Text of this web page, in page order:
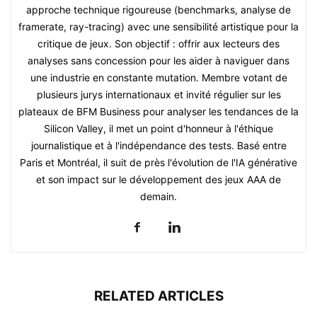
approche technique rigoureuse (benchmarks, analyse de
framerate, ray-tracing) avec une sensibilité artistique pour la
critique de jeux. Son objectif : offrir aux lecteurs des
analyses sans concession pour les aider à naviguer dans
une industrie en constante mutation. Membre votant de
plusieurs jurys internationaux et invité régulier sur les
plateaux de BFM Business pour analyser les tendances de la
Silicon Valley, il met un point d'honneur à l'éthique
journalistique et à l'indépendance des tests. Basé entre
Paris et Montréal, il suit de près l'évolution de l'IA générative
et son impact sur le développement des jeux AAA de
demain.
RELATED ARTICLES